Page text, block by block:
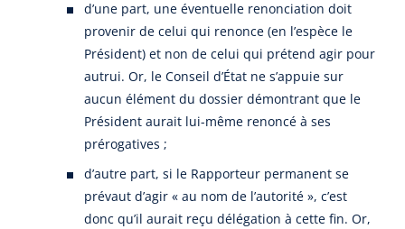
d’une part, une éventuelle renonciation doit
provenir de celui qui renonce (en l’espèce le
Président) et non de celui qui prétend agir pour
autrui. Or, le Conseil d’État ne s’appuie sur
aucun élément du dossier démontrant que le
Président aurait lui-même renoncé à ses
prérogatives ;
d’autre part, si le Rapporteur permanent se
prévaut d’agir « au nom de l’autorité », c’est
donc qu’il aurait reçu délégation à cette fin. Or,